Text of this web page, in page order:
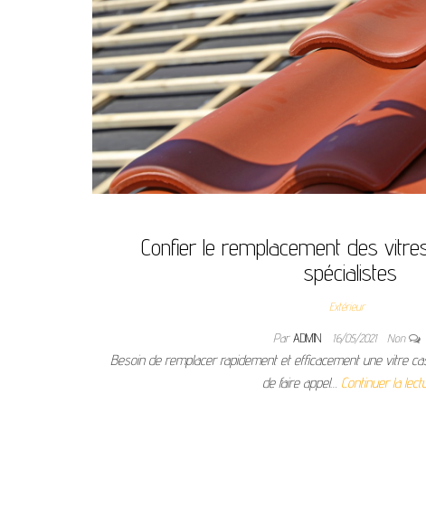
Confier le remplacement des
spécialistes
Extérieur
ParADMIN 16/05/2021 Non
Besoin de remplacer rapidement et efficacement une vitre
de faire appel… Continuer la